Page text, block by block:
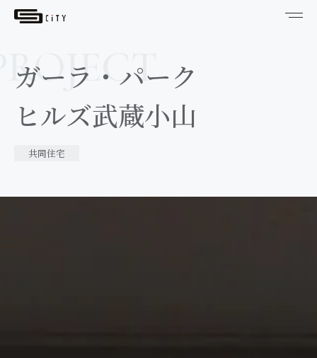
ガーラ・パーク
ヒルズ武蔵小山
共同住宅